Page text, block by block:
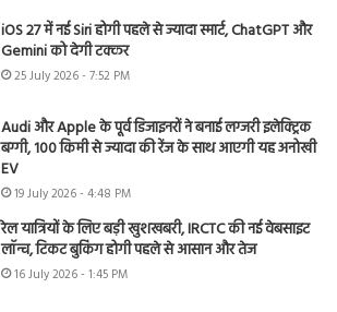
iOS 27 में नई Siri होगी पहले से ज्यादा स्मार्ट, ChatGPT और
Gemini को देगी टक्कर
25 July 2026 - 7:52 PM
Audi और Apple के पूर्व डिजाइनरों ने बनाई लग्जरी इलेक्ट्रिक
बग्गी, 100 किमी से ज्यादा की रेंज के साथ आएगी यह अनोखी
EV
19 July 2026 - 4:48 PM
रेल यात्रियों के लिए बड़ी खुशखबरी, IRCTC की नई वेबसाइट
लॉन्च, टिकट बुकिंग होगी पहले से आसान और तेज
16 July 2026 - 1:45 PM